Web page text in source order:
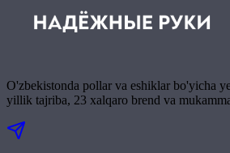
O'zbekistonda pollar va eshiklar bo'yicha
yillik tajriba, 23 xalqaro brend va